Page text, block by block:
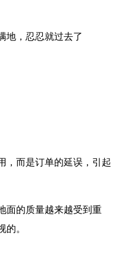
地，忍忍就过去了
，而是订单的延误，引起
面的质量越来越受到重
。